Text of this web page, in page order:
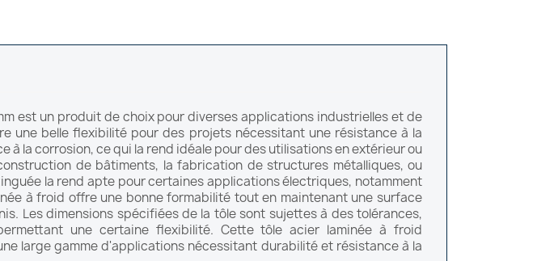
est un produit de choix pour diverses applications industrielles et de
une belle flexibilité pour des projets nécessitant une résistance à la
la corrosion, ce qui la rend idéale pour des utilisations en extérieur ou
de bâtiments, la fabrication de structures métalliques, ou
la rend apte pour certaines applications électriques, notamment
à froid offre une bonne formabilité tout en maintenant une surface
Les dimensions spécifiées de la tôle sont sujettes à des tolérances,
une certaine flexibilité. Cette tôle acier laminée à froid
large gamme d'applications nécessitant durabilité et résistance à la